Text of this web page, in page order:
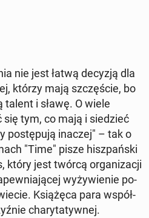
nie jest łatwą decyzją dla
którzy mają szczę­ście, bo
i sławę. O wiele
się tym, co mają i sie­dzieć
po­stę­pu­ją inaczej" – tak o
"Time" pisze hisz­pań­ski
który jest twórcą or­ga­ni­za­cji
wy­ży­wie­nie po­
Ksią­żę­ca para współ­
cha­ry­ta­tyw­nej.